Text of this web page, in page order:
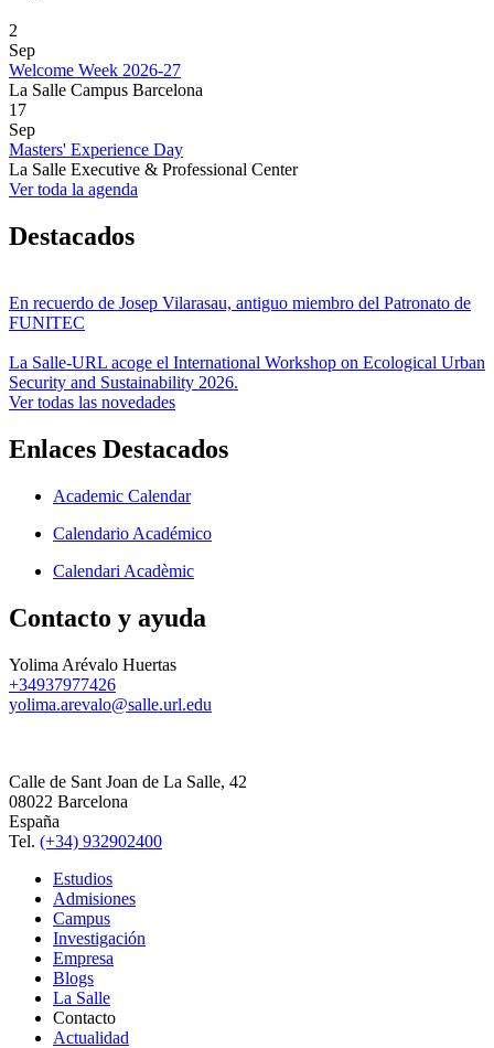
2
Sep
Welcome Week 2026-27
La Salle Campus Barcelona
17
Sep
Masters' Experience Day
La Salle Executive & Professional Center
Ver toda la agenda
Destacados
En recuerdo de Josep Vilarasau, antiguo miembro del Patronato de
FUNITEC
La Salle-URL acoge el International Workshop on Ecological Urban
Security and Sustainability 2026.
Ver todas las novedades
Enlaces Destacados
Academic Calendar
Calendario Académico
Calendari Acadèmic
Contacto y ayuda
Yolima Arévalo Huertas
+34937977426
yolima.arevalo@salle.url.edu
Calle de Sant Joan de La Salle, 42
08022 Barcelona
España
Tel. (+34) 932902400
Estudios
Admisiones
Campus
Investigación
Empresa
Blogs
La Salle
Contacto
Actualidad